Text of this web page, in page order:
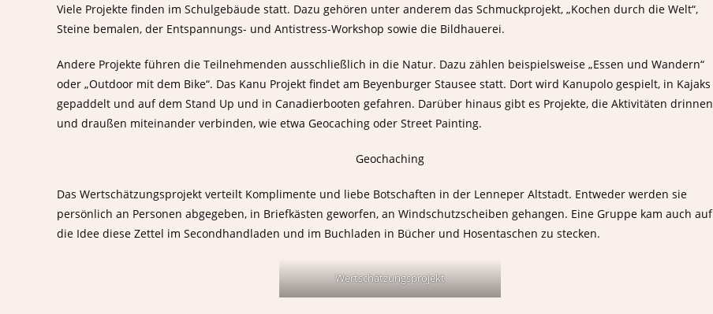
Viele Projekte finden im Schulgebäude statt. Dazu gehören unter anderem das Schmuckprojekt, „Kochen durch die Welt“,
Steine bemalen, der Entspannungs- und Antistress-Workshop sowie die Bildhauerei.
Andere Projekte führen die Teilnehmenden ausschließlich in die Natur. Dazu zählen beispielsweise „Essen und Wandern“
oder „Outdoor mit dem Bike“. Das Kanu Projekt findet am Beyenburger Stausee statt. Dort wird Kanupolo gespielt, in Kajaks
gepaddelt und auf dem Stand Up und in Canadierbooten gefahren. Darüber hinaus gibt es Projekte, die Aktivitäten drinnen
und draußen miteinander verbinden, wie etwa Geocaching oder Street Painting.
Geochaching
Das Wertschätzungsprojekt verteilt Komplimente und liebe Botschaften in der Lenneper Altstadt. Entweder werden sie
persönlich an Personen abgegeben, in Briefkästen geworfen, an Windschutzscheiben gehangen. Eine Gruppe kam auch auf
die Idee diese Zettel im Secondhandladen und im Buchladen in Bücher und Hosentaschen zu stecken.
Wertschätzungsprojekt